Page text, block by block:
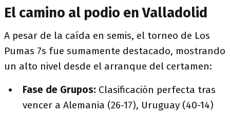
El camino al podio en Valladolid
A pesar de la caída en semis, el torneo de Los
Pumas 7s fue sumamente destacado, mostrando
un alto nivel desde el arranque del certamen:
Fase de Grupos: Clasificación perfecta tras
vencer a Alemania (26-17), Uruguay (40-14)